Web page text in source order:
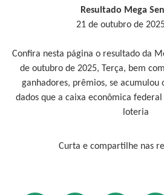
Resultado Mega
21 de outubro de
Confira nesta página o resultado da
de outubro de 2025, Terça, bem
ganhadores, prêmios, se acumulou
dados que a caixa econômica
loteria
Curta e compartilhe nas